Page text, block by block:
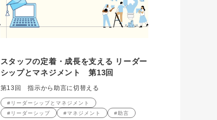
スタッフの定着・成長を支える リーダー
シップとマネジメント 第13回
第13回 指示から助言に切替える
#リーダーシップとマネジメント
#リーダーシップ
#マネジメント #助言